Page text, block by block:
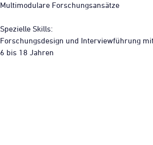
Multimodulare Forschungsansätze
Spezielle Skills:
Forschungsdesign und Interviewführung
6 bis 18 Jahren